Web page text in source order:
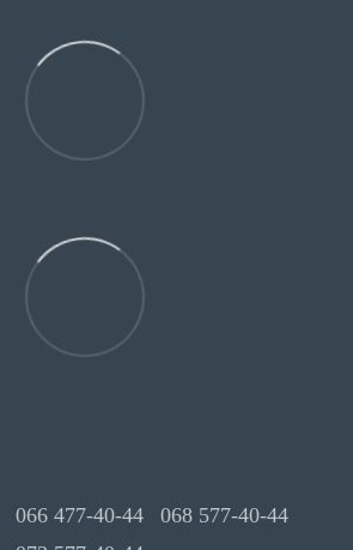
066 477-40-44
068 577-40-44